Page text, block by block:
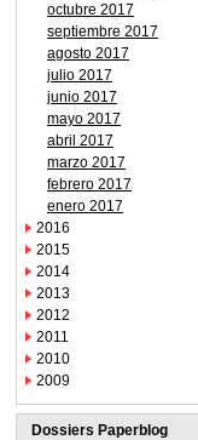
octubre 2017
septiembre 2017
agosto 2017
julio 2017
junio 2017
mayo 2017
abril 2017
marzo 2017
febrero 2017
enero 2017
2016
2015
2014
2013
2012
2011
2010
2009
Dossiers Paperblog